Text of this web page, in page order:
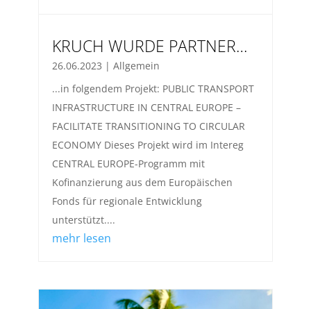
KRUCH WURDE PARTNER…
26.06.2023 | Allgemein
...in folgendem Projekt: PUBLIC TRANSPORT
INFRASTRUCTURE IN CENTRAL EUROPE –
FACILITATE TRANSITIONING TO CIRCULAR
ECONOMY Dieses Projekt wird im Intereg
CENTRAL EUROPE-Programm mit
Kofinanzierung aus dem Europäischen
Fonds für regionale Entwicklung
unterstützt....
mehr lesen